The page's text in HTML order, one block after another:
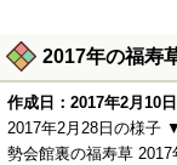
2017年の福寿
作成日：2017年2月10日
2017年2月28日の様子
勢会館裏の福寿草